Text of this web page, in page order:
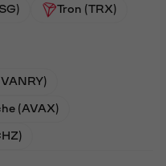
Tron (TRX)
(AVAX)